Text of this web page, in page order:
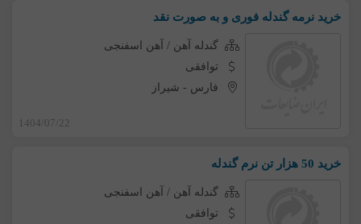
خرید نرمه گندله فوری و به صورت نقد
گندله آهن / آهن اسفنجی
توافقی
فارس - شیراز
1404/07/22
خرید 50 هزار تن نرم گندله
گندله آهن / آهن اسفنجی
توافقی